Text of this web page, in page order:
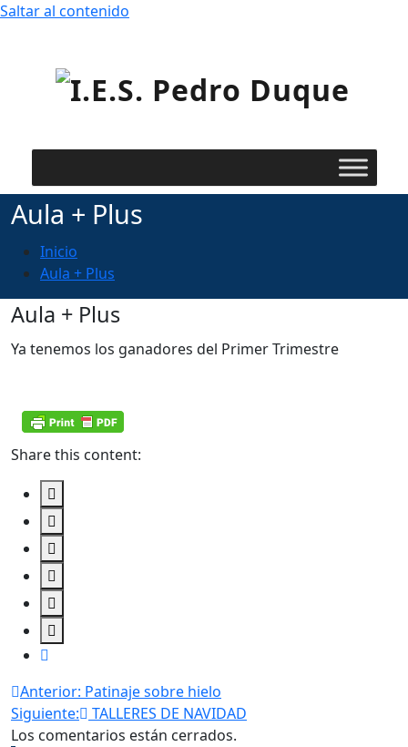
Saltar al contenido
Aula + Plus
Inicio
Aula + Plus
Aula + Plus
Ya tenemos los ganadores del Primer Trimestre
Share this content:
Navegación
de
Anterior: Patinaje sobre hielo
Siguiente:
TALLERES DE NAVIDAD
Los comentarios están cerrados.